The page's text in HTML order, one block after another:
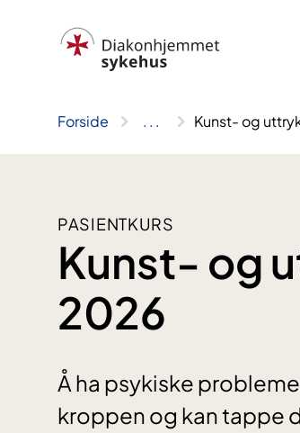
Forside .. . Kunst- og
PASIENTKURS
Kunst- og
2026
Å ha psykiske
kroppen og kan tappe